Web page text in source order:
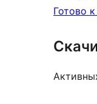
Готово